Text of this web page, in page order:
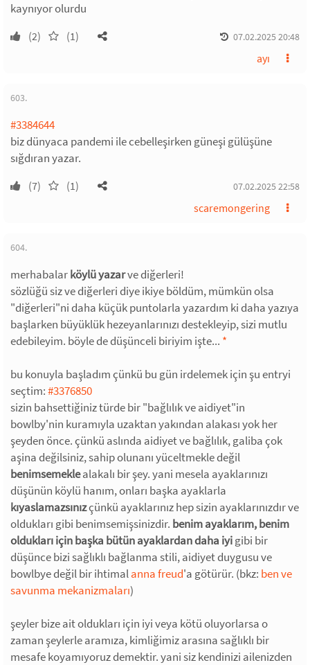
kaynıyor olurdu
(2) (1) 07.02.2025 20:48
ayı
603.
#3384644
biz dünyaca pandemi ile cebelleşirken güneşi gülüşüne
sığdıran yazar.
(7) (1) 07.02.2025 22:58
scaremongering
604.
merhabalarköylü yazarve diğerleri!
sözlüğü siz ve diğerleri diye ikiye böldüm, mümkün olsa
"diğerleri"ni daha küçük puntolarla yazardım ki daha yazıya
başlarken büyüklük hezeyanlarınızı destekleyip, sizi mutlu
edebileyim. böyle de düşünceli biriyim işte... *
bu konuyla başladım çünkü bu gün irdelemek için şu entryi
seçtim:#3376850
sizin bahsettiğiniz türde bir "bağlılık ve aidiyet"in
bowlby'nin kuramıyla uzaktan yakından alakası yok her
şeyden önce. çünkü aslında aidiyet ve bağlılık, galiba çok
aşina değilsiniz, sahip olunanı yüceltmekle değil
benimsemeklealakalı bir şey. yani mesela ayaklarınızı
düşünün köylü hanım, onları başka ayaklarla
kıyaslamazsınızçünkü ayaklarınız hep sizin ayaklarınızdır ve
oldukları gibi benimsemişsinizdir. benim ayaklarım, benim
oldukları için başka bütün ayaklardan daha iyigibi bir
düşünce bizi sağlıklı bağlanma stili, aidiyet duygusu ve
bowlbye değil bir ihtimalanna freud'a götürür. (bkz: ben ve
savunma mekanizmaları)
şeyler bize ait oldukları için iyi veya kötü oluyorlarsa o
zaman şeylerle aramıza, kimliğimiz arasına sağlıklı bir
mesafe koyamıyoruz demektir. yani siz kendinizi ailenizden